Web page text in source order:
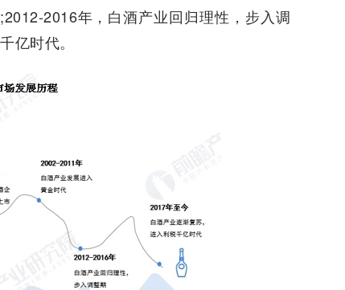
2016年，白酒产业回归理性，步入调
亿时代。